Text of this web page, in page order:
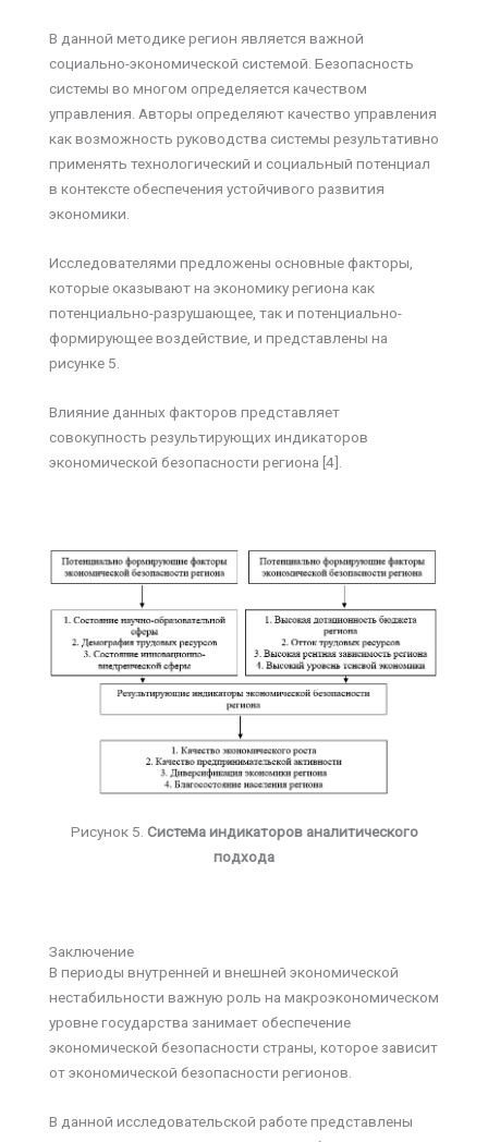
В данной методике регион является важной
социально-экономической системой. Безопасность
системы во многом определяется качеством
управления. Авторы определяют качество управления
как возможность руководства системы результативно
применять технологический и социальный потенциал
в контексте обеспечения устойчивого развития
экономики.
Исследователями предложены основные факторы,
которые оказывают на экономику региона как
потенциально-разрушающее, так и потенциально-
формирующее воздействие, и представлены на
рисунке 5.
Влияние данных факторов представляет
совокупность результирующих индикаторов
экономической безопасности региона [4].
Рисунок 5. Система индикаторов аналитического
подхода
Заключение
В периоды внутренней и внешней экономической
нестабильности важную роль на макроэкономическом
уровне государства занимает обеспечение
экономической безопасности страны, которое зависит
от экономической безопасности регионов.
В данной исследовательской работе представлены